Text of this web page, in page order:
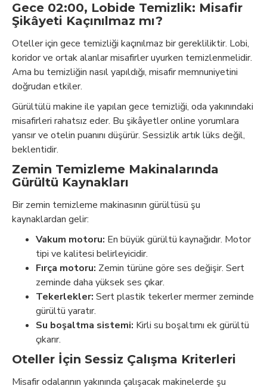
Gece 02:00, Lobide Temizlik: Misafir
Şikâyeti Kaçınılmaz mı?
Oteller için gece temizliği kaçınılmaz bir gerekliliktir. Lobi,
koridor ve ortak alanlar misafirler uyurken temizlenmelidir.
Ama bu temizliğin nasıl yapıldığı, misafir memnuniyetini
doğrudan etkiler.
Gürültülü makine ile yapılan gece temizliği, oda yakınındaki
misafirleri rahatsız eder. Bu şikâyetler online yorumlara
yansır ve otelin puanını düşürür. Sessizlik artık lüks değil,
beklentidir.
Zemin Temizleme Makinalarında
Gürültü Kaynakları
Bir zemin temizleme makinasının gürültüsü şu
kaynaklardan gelir:
Vakum motoru: En büyük gürültü kaynağıdır. Motor
tipi ve kalitesi belirleyicidir.
Fırça motoru: Zemin türüne göre ses değişir. Sert
zeminde daha yüksek ses çıkar.
Tekerlekler: Sert plastik tekerler mermer zeminde
gürültü yaratır.
Su boşaltma sistemi: Kirli su boşaltımı ek gürültü
çıkarır.
Oteller İçin Sessiz Çalışma Kriterleri
Misafir odalarının yakınında çalışacak makinelerde şu